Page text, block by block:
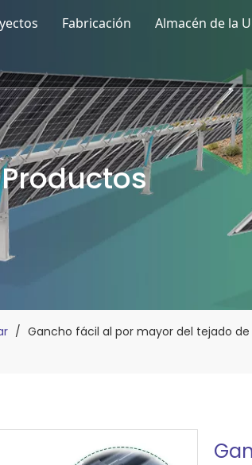
de techo solar
solar en tierra
de granja solar
solar
Fabricación Almacén de la
Productos
/ Gancho fácil al por mayor del tejado